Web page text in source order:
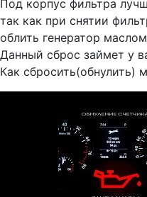
Под корпус фильтра
так как при снятии
облить генератор
Данный сброс займет у
Как сбросить(обнулить)